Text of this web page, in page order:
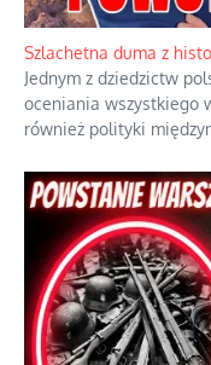
Ekspresowy kurs
Dramatyczne skutki